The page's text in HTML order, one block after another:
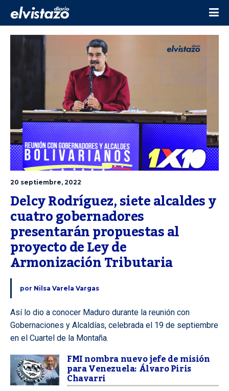
20 septiembre, 2022
Delcy Rodríguez, siete alcaldes y
cuatro gobernadores
presentarán propuestas al
proyecto de Ley de
Armonización Tributaria
por Nilsa Varela Vargas
Así lo dio a conocer Maduro durante la reunión con
Gobernaciones y Alcaldías, celebrada el 19 de septiembre
en el Cuartel de la Montaña.
FMI nombra nuevo jefe de misión
para Venezuela: Álvaro Piris
Chavarri